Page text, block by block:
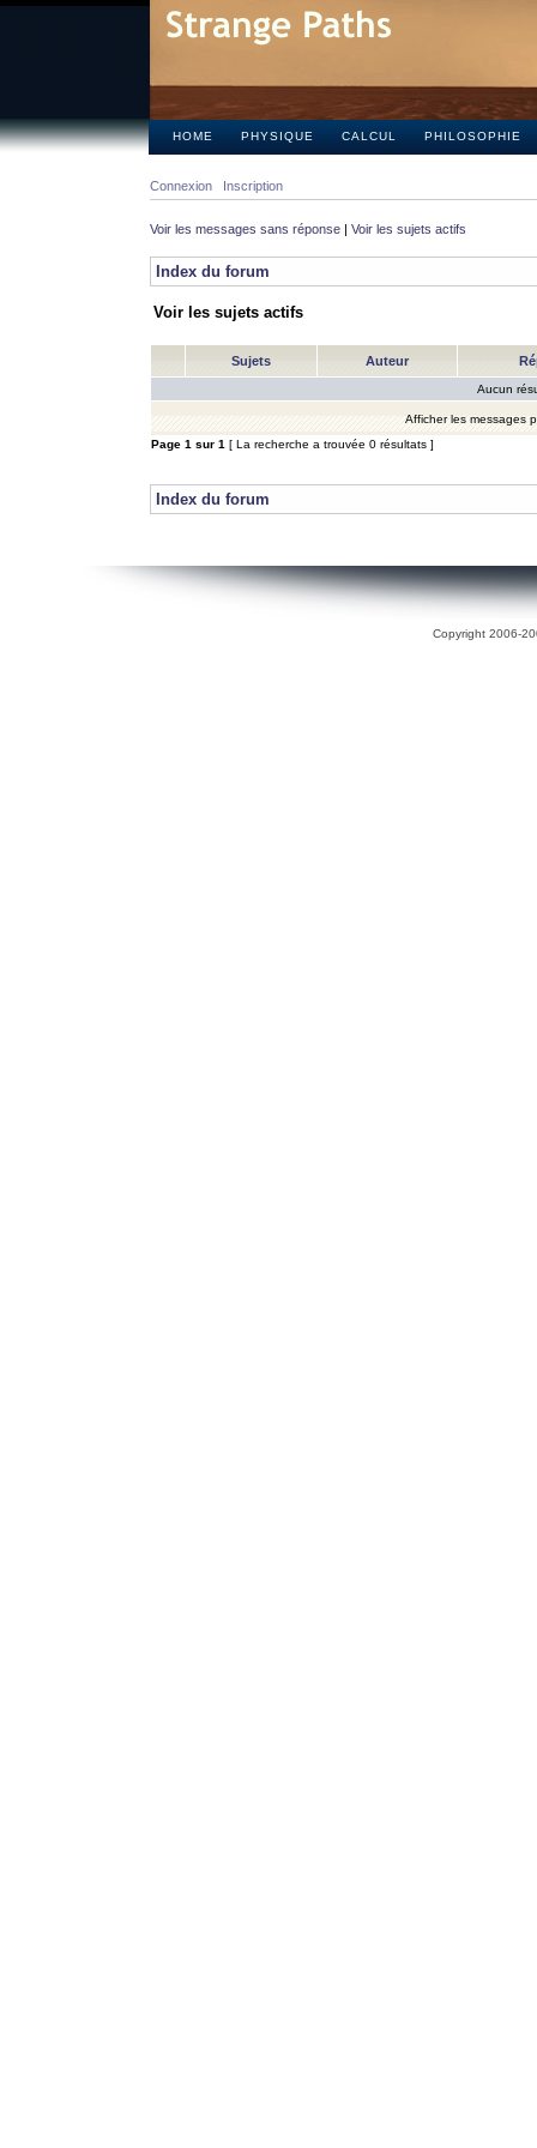
HOME PHYSIQUE CALCUL PHILOSOPHIE
Connexion Inscription
Voir les messages sans réponse | Voir les sujets actifs
Index du forum
Voir les sujets actifs
Sujets Auteur
Aucun
Afficher les messages
Page 1 sur 1 [ La recherche a trouvée 0 résultats ]
Index du forum
Copyright 2006-